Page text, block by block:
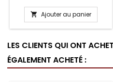
 Ajouter au panier
LES CLIENTS QUI ONT
ÉGALEMENT ACHETÉ :